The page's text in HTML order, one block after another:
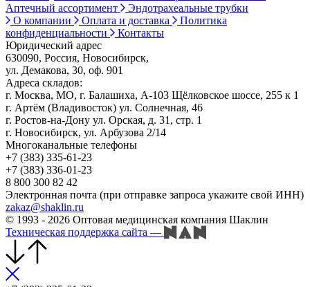
Аптечный ассортимент
Эндотрахеальные трубки
О компании
Оплата и доставка
Политика
конфиденциальности
Контакты
Юридический адрес
630090, Россия, Новосибирск,
ул. Демакова, 30, оф. 901
Адреса складов:
г. Москва, МО, г. Балашиха, А-103 Щёлковское шоссе, 255 к 1
г. Артём (Владивосток) ул. Солнечная, 46
г. Ростов-на-Дону ул. Орская, д. 31, стр. 1
г. Новосибирск, ул. Арбузова 2/14
Многоканальные телефоны
+7 (383) 335-61-23
+7 (383) 336-01-23
8 800 300 82 42
Электронная почта (при отправке запроса укажите свой ИНН)
zakaz@shaklin.ru
© 1993 - 2026 Оптовая медицинская компания Шаклин
Техническая поддержка сайта —